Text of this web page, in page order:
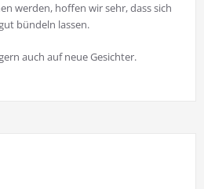
werden, hoffen wir sehr, dass sich
bündeln lassen.
auch auf neue Gesichter.